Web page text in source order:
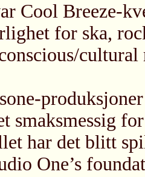
Cool Breeze-
for ska,
smaksmessig
har det blitt
One’s